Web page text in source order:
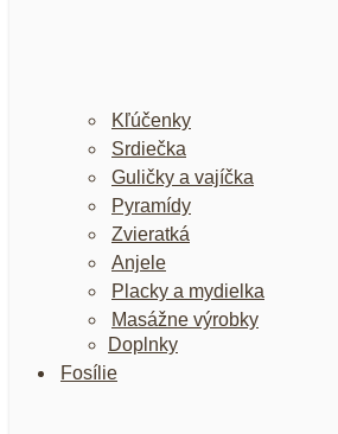
Kľúčenky
Srdiečka
Guličky a vajíčka
Pyramídy
Zvieratká
Anjele
Placky a mydielka
Masážne výrobky
Doplnky
Fosílie